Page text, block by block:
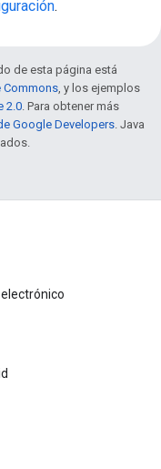
.
de esta página está
Commons , y los ejemplos
2.0 . Para obtener más
Google Developers . Java